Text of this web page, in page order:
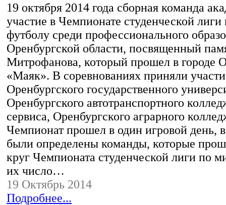
19 октября 2014 года сборная команда
участие в Чемпионате студенческой
футболу среди профессионального
Оренбургской области, посвященный
Митрофанова, который прошел в городе
«Маяк». В соревнованиях приняли
Оренбургского государственного
Оренбургского автотранспортного
сервиса, Оренбургского аграрного
Чемпионат прошел в один игровой день, в
были определены команды, которые
круг Чемпионата студенческой лиги по
их число…
19 Октябрь 2014
Подробнее...